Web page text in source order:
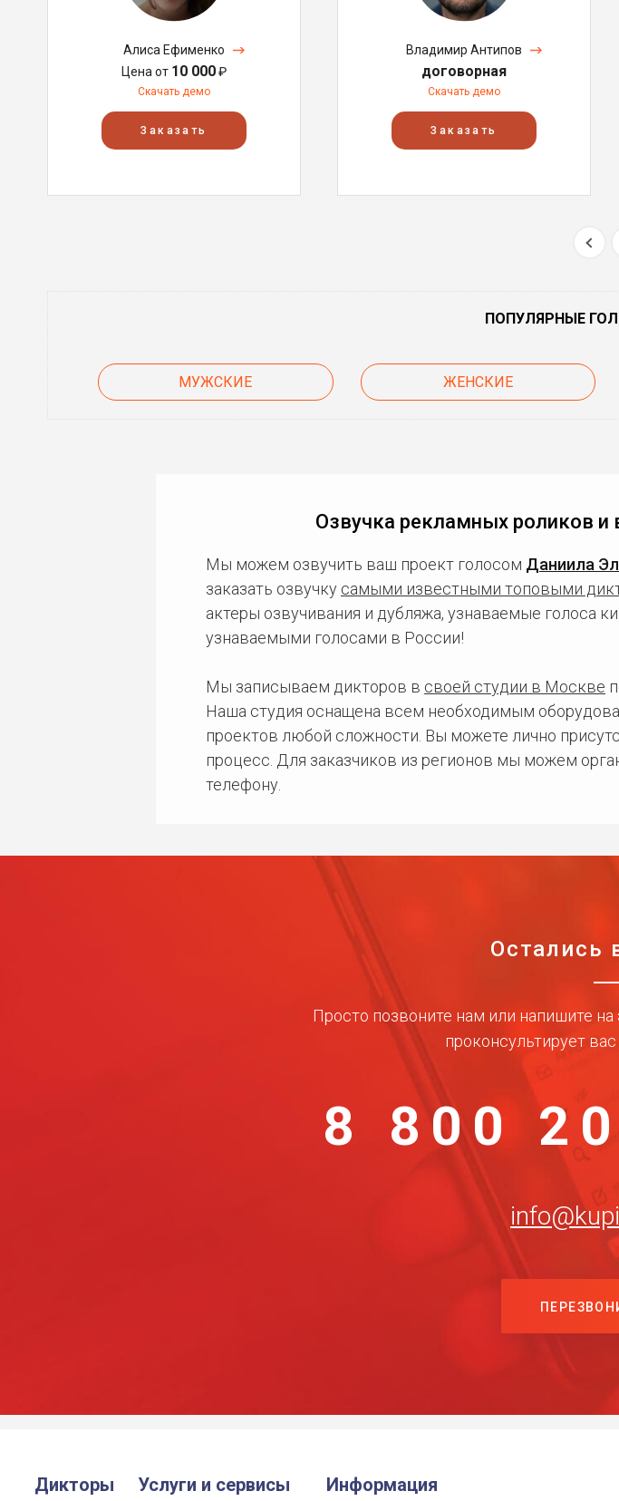
Алиса Ефименко
Цена от 10 000₽
Скачать демо
Заказать
Владимир Антипов
договорная
Скачать демо
Заказать
ПОПУЛЯРНЫЕ
МУЖСКИЕ ЖЕНСКИЕ
Озвучка рекламных роликов и
Мы можем озвучить ваш проект голосом Даниила
заказать озвучку самыми известными топовыми
актеры озвучивания и дубляжа, узнаваемые голоса
узнаваемыми голосами в России!
Мы записываем дикторов в своей студии в Москве
Наша студия оснащена всем необходимым
проектов любой сложности. Вы можете лично
процесс. Для заказчиков из регионов мы можем
телефону.
Остались
Просто позвоните нам или напишите
проконсультирует
8 800
Дикторы Услуги и сервисы Информация